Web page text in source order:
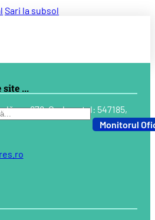
Sari la subsol
site ...
Monitorul
nr. 678, Cod postal: 547185,